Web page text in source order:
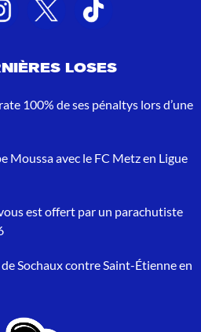
LOSES
100% de ses pénaltys lors d’une
Moussa avec le FC Metz en Ligue
vous est offert par un parachutiste
Sochaux contre Saint-Étienne en